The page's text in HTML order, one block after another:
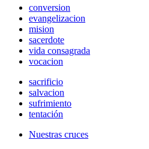
conversion
evangelizacion
mision
sacerdote
vida consagrada
vocacion
sacrificio
salvacion
sufrimiento
tentación
Nuestras cruces